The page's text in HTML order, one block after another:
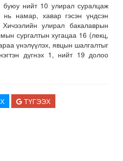
нийт 10 улирал суралцаж
нь намар, хавар гэсэн үндсэн
улирал бакалаврын
сургалтын хугацаа 16 (лекц,
үнэлүүлэх, явцын шалгалтыг
дүгнэх 1, нийт 19 долоо
ТҮГЭЭХ